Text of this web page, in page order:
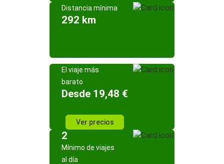
Distancia mínima
292 km
El viaje más
barato
Desde 19,48 €
Ver precios
2
Mínimo de viajes
al día